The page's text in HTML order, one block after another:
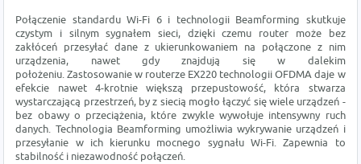
Połączenie standardu Wi-Fi 6 i technologii Beamforming skutkuje
czystym i silnym sygnałem sieci, dzięki czemu router może bez
zakłóceń przesyłać dane z ukierunkowaniem na połączone z nim
urządzenia, nawet gdy znajdują się w dalekim
położeniu. Zastosowanie w routerze EX220 technologii OFDMA daje w
efekcie nawet 4-krotnie większą przepustowość, która stwarza
wystarczającą przestrzeń, by z siecią mogło łączyć się wiele urządzeń -
bez obawy o przeciążenia, które zwykle wywołuje intensywny ruch
danych. Technologia Beamforming umożliwia wykrywanie urządzeń i
przesyłanie w ich kierunku mocnego sygnału Wi-Fi. Zapewnia to
stabilność i niezawodność połączeń.